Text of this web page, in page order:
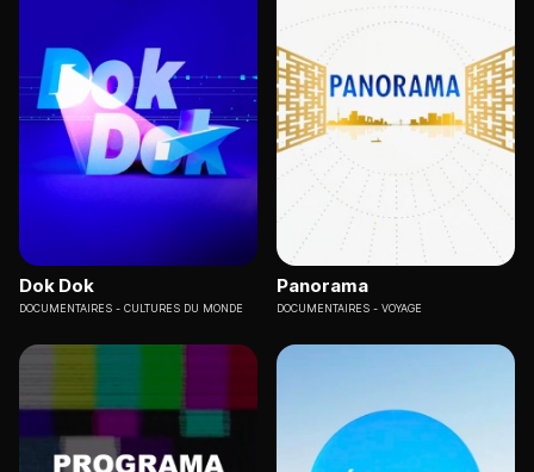
Dok Dok
DOCUMENTAIRES CULTURES DU MONDE
Panorama
DOCUMENTAIRES VOYAGE